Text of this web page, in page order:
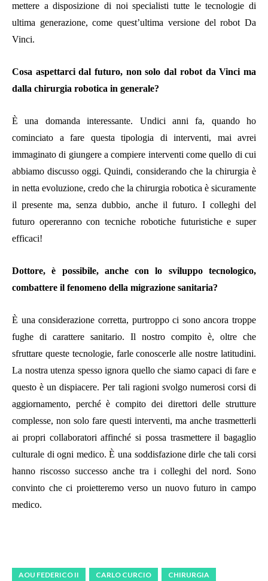
mettere a disposizione di noi specialisti tutte le tecnologie di
ultima generazione, come quest’ultima versione del robot Da
Vinci.
Cosa aspettarci dal futuro, non solo dal robot da Vinci ma
dalla chirurgia robotica in generale?
È una domanda interessante. Undici anni fa, quando ho
cominciato a fare questa tipologia di interventi, mai avrei
immaginato di giungere a compiere interventi come quello di cui
abbiamo discusso oggi. Quindi, considerando che la chirurgia è
in netta evoluzione, credo che la chirurgia robotica è sicuramente
il presente ma, senza dubbio, anche il futuro. I colleghi del
futuro opereranno con tecniche robotiche futuristiche e super
efficaci!
Dottore, è possibile, anche con lo sviluppo tecnologico,
combattere il fenomeno della migrazione sanitaria?
È una considerazione corretta, purtroppo ci sono ancora troppe
fughe di carattere sanitario. Il nostro compito è, oltre che
sfruttare queste tecnologie, farle conoscerle alle nostre latitudini.
La nostra utenza spesso ignora quello che siamo capaci di fare e
questo è un dispiacere. Per tali ragioni svolgo numerosi corsi di
aggiornamento, perché è compito dei direttori delle strutture
complesse, non solo fare questi interventi, ma anche trasmetterli
ai propri collaboratori affinché si possa trasmettere il bagaglio
culturale di ogni medico. È una soddisfazione dirle che tali corsi
hanno riscosso successo anche tra i colleghi del nord. Sono
convinto che ci proietteremo verso un nuovo futuro in campo
medico.
AOU FEDERICO II CARLO CURCIO CHIRURGIA